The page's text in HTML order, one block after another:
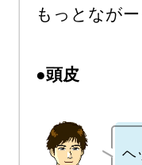
もっとなが
●頭皮
ヘ